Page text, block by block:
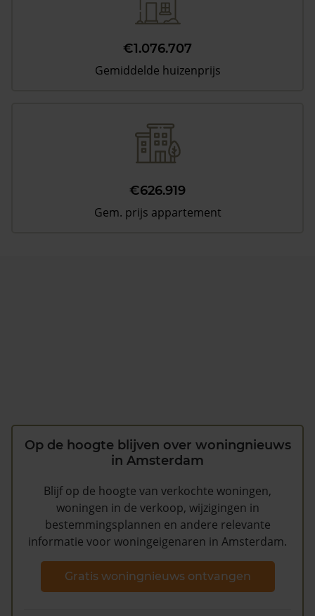
€1.076.707
Gemiddelde huizenprijs
€626.919
Gem. prijs appartement
Op de hoogte blijven over woningnieuws
in Amsterdam
Blijf op de hoogte van verkochte woningen,
woningen in de verkoop, wijzigingen in
bestemmingsplannen en andere relevante
informatie voor woningeigenaren in Amsterdam.
Gratis woningnieuws ontvangen